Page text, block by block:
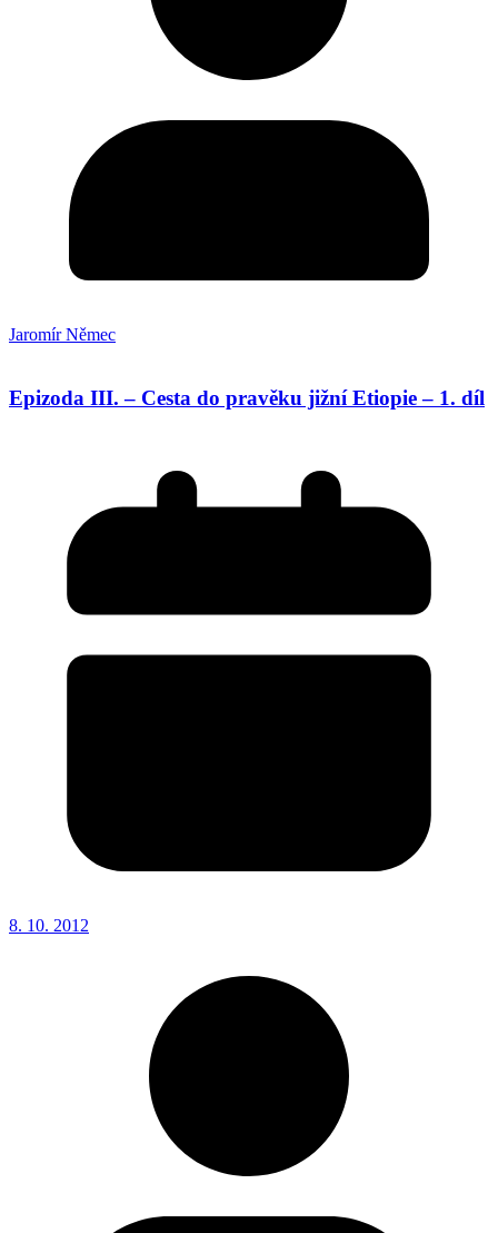
Jaromír Němec
Epizoda III. – Cesta do pravěku jižní Etiopie – 1. díl
8. 10. 2012